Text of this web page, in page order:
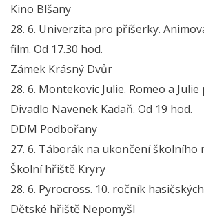
Kino Blšany
28. 6. Univerzita pro příšerky.
film. Od 17.30 hod.
Zámek Krásný Dvůr
28. 6. Montekovic Julie. Romeo a
Divadlo Navenek Kadaň. Od 19 hod.
DDM Podbořany
27. 6. Táborák na ukončení školního
Školní hřiště Kryry
28. 6. Pyrocross. 10. ročník
Dětské hřiště Nepomyšl